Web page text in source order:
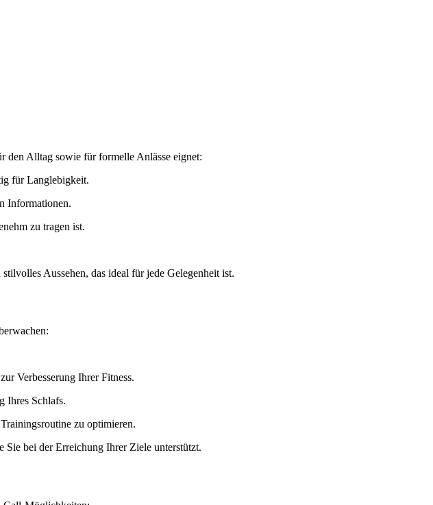
den Alltag sowie für formelle Anlässe eignet:
für Langlebigkeit.
Informationen.
zu tragen ist.
Aussehen, das ideal für jede Gelegenheit ist.
Verbesserung Ihrer Fitness.
Ihres Schlafs.
zu optimieren.
Sie bei der Erreichung Ihrer Ziele unterstützt.